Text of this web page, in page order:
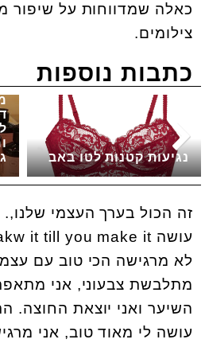
כאלה שמדווחות על שיפור
צילומים.
כתבות נוספות
נגיעות קטנות לטו באב
זה הכול בערך העצמי
לא מרגישה הכי טוב עם
מתלבשת צבעוני, אני
השיער ואני יוצאת החוצה.
עושה לי מאוד טוב, אני